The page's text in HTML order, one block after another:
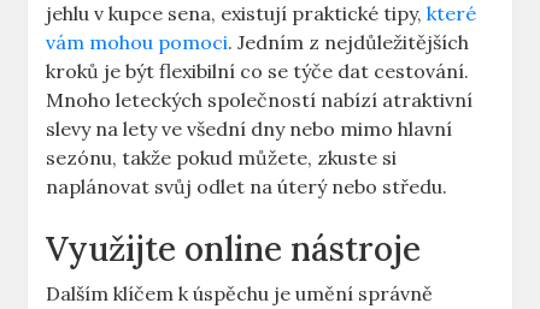
jehlu v kupce sena, existují praktické tipy,které
vám mohou pomoci. Jedním z nejdůležitějších
kroků je být flexibilní co se týče dat cestování.
Mnoho leteckých společností nabízí atraktivní
slevy na lety ve všední dny nebo mimo hlavní
sezónu, takže pokud můžete, zkuste si
naplánovat svůj odlet na úterý nebo středu.
Využijte online nástroje
Dalším klíčem k úspěchu je umění správně